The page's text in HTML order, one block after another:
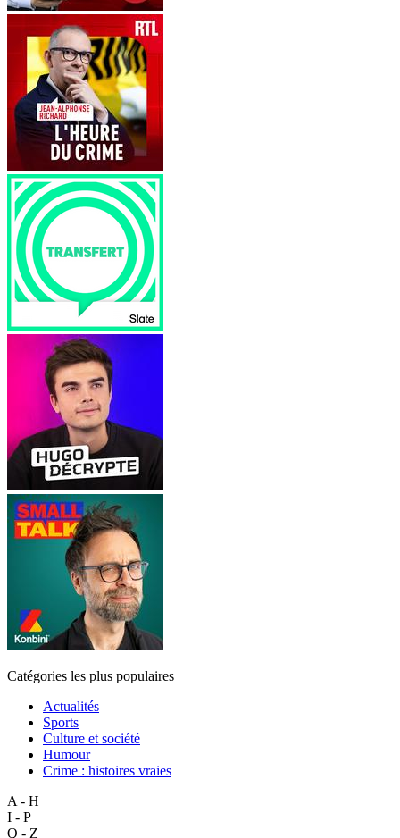
Catégories les plus populaires
Actualités
Sports
Culture et société
Humour
Crime : histoires vraies
A - H
I - P
Q - Z